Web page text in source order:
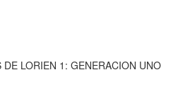
DE LORIEN 1: GENERACION UNO